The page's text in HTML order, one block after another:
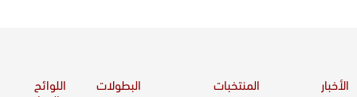
الأخبار المنتخبات البطولات
اللوائح